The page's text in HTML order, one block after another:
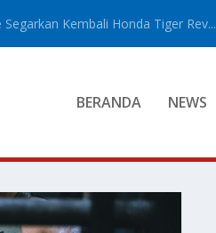
Kembali Honda Tiger Rev...
BERANDA NEWS